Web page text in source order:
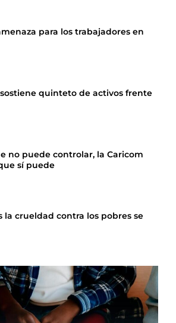
para los trabajadores en
quinteto de activos frente
no puede controlar, la Caricom
sí puede
la crueldad contra los pobres se